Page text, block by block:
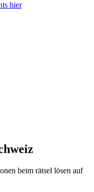
hier